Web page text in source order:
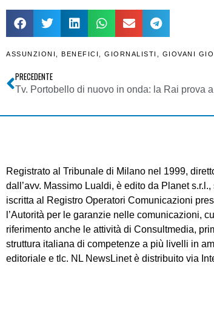
ASSUNZIONI , BENEFICI , GIORNALISTI , GIOVANI
PRECEDENTE
Registrato al Tribunale di Milano nel 1999,
dall’avv. Massimo Lualdi, è edito da Planet s.r.l.,
iscritta al Registro Operatori Comunicazioni
l’Autorità per le garanzie nelle comunicazioni,
riferimento anche le attività di Consultmedia,
struttura italiana di competenze a più livelli in
editoriale e tlc. NL NewsLinet è distribuito via